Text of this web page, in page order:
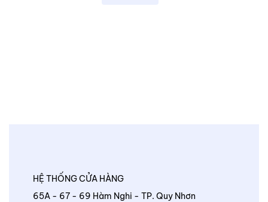
HỆ THỐNG CỬA HÀNG
65A - 67 - 69 Hàm Nghi - TP. Quy Nhơn